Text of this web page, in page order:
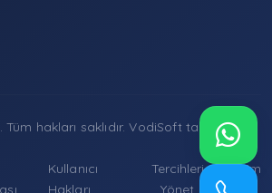
hakları saklıdır.VodiSoft tarafından
Kullanıcı
Hakları
Tercihleri
Yönet
İletişim